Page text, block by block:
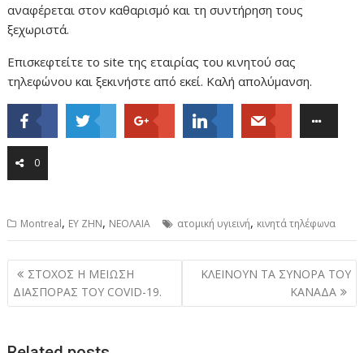
αναφέρεται στον καθαρισμό και τη συντήρηση τους
ξεχωριστά.
Επισκεφτείτε το site της εταιρίας του κινητού σας
τηλεφώνου και ξεκινήστε από εκεί. Καλή απολύμανση.
0
Montreal, ΕΥ ΖΗΝ, ΝΕΟΛΑΙΑ ατομική υγιεινή, κινητά τηλέφωνα
Post
navigation
ΣΤΟΧΟΣ Η ΜΕΙΩΣΗ
ΔΙΑΣΠΟΡΑΣ ΤΟΥ COVID-19.
ΚΛΕΙΝΟΥΝ ΤΑ ΣΥΝΟΡΑ ΤΟΥ
ΚΑΝΑΔΑ